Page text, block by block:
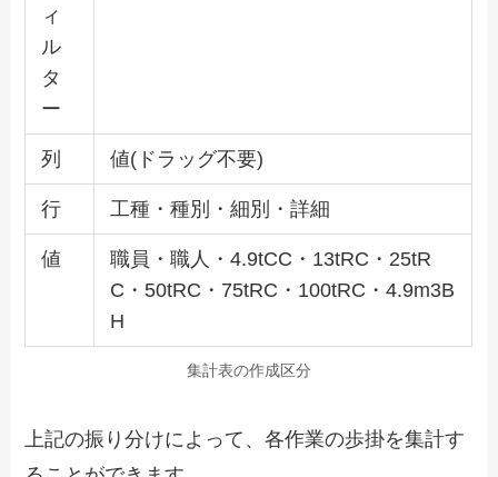
ィ
ル
タ
ー
列 値(ドラッグ不要)
行 工種・種別・細別・詳細
値
職員・職人・4.9tCC・13tRC・25tR
C・50tRC・75tRC・100tRC・4.9m3B
H
集計表の作成区分
上記の振り分けによって、各作業の歩掛を集計す